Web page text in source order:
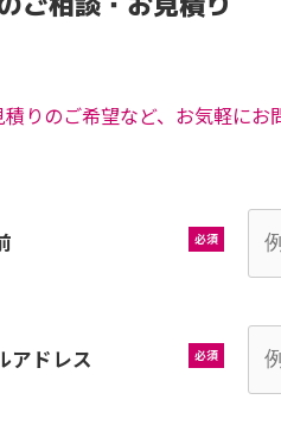
りのご希望など、お気軽にお
必須
必須
アドレス